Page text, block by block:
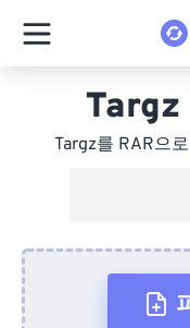
Targz
Targz를 RAR으